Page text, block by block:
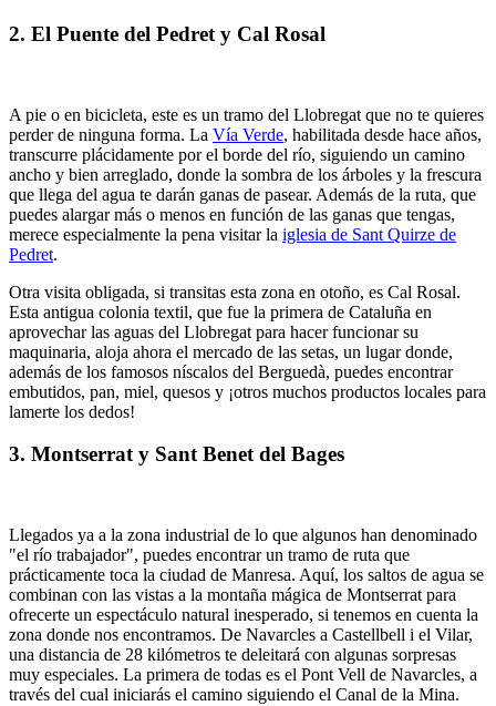
2. El Puente del Pedret y Cal Rosal
A pie o en bicicleta, este es un tramo del Llobregat que no te quieres
perder de ninguna forma. La Vía Verde, habilitada desde hace años,
transcurre plácidamente por el borde del río, siguiendo un camino
ancho y bien arreglado, donde la sombra de los árboles y la frescura
que llega del agua te darán ganas de pasear. Además de la ruta, que
puedes alargar más o menos en función de las ganas que tengas,
merece especialmente la pena visitar la iglesia de Sant Quirze de
Pedret.
Otra visita obligada, si transitas esta zona en otoño, es Cal Rosal.
Esta antigua colonia textil, que fue la primera de Cataluña en
aprovechar las aguas del Llobregat para hacer funcionar su
maquinaria, aloja ahora el mercado de las setas, un lugar donde,
además de los famosos níscalos del Berguedà, puedes encontrar
embutidos, pan, miel, quesos y ¡otros muchos productos locales para
lamerte los dedos!
3. Montserrat y Sant Benet del Bages
Llegados ya a la zona industrial de lo que algunos han denominado
"el río trabajador", puedes encontrar un tramo de ruta que
prácticamente toca la ciudad de Manresa. Aquí, los saltos de agua se
combinan con las vistas a la montaña mágica de Montserrat para
ofrecerte un espectáculo natural inesperado, si tenemos en cuenta la
zona donde nos encontramos. De Navarcles a Castellbell i el Vilar,
una distancia de 28 kilómetros te deleitará con algunas sorpresas
muy especiales. La primera de todas es el Pont Vell de Navarcles, a
través del cual iniciarás el camino siguiendo el Canal de la Mina.